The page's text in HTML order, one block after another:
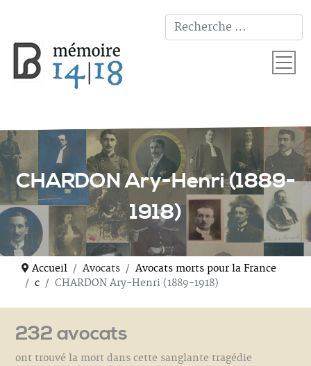
CHARDON Ary-Henri (1889-
1918)
Accueil Avocats
Avocats morts pour la France
c
CHARDON Ary-Henri (1889-1918)
232 avocats
ont trouvé la mort dans cette sanglante tragédie